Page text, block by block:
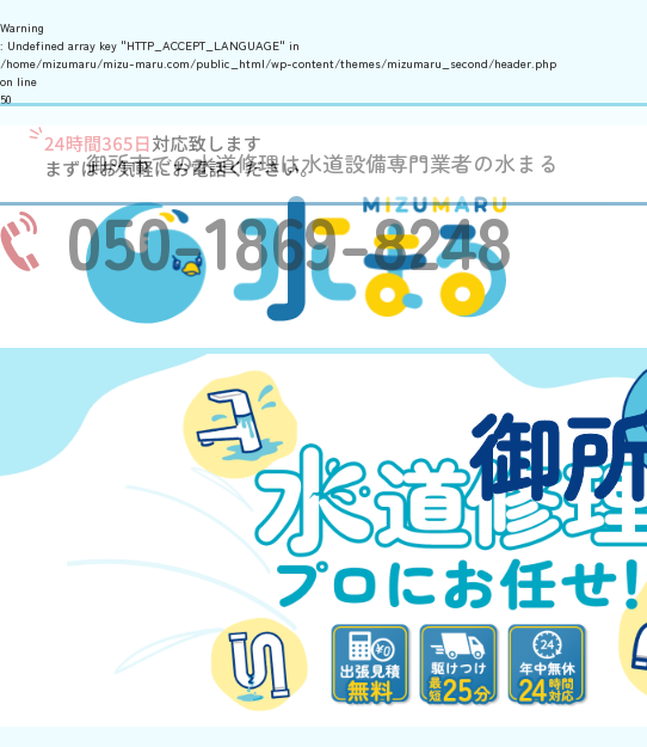
Warning
: Undefined array key "HTTP_ACCEPT_LANGUAGE" in
/home/mizumaru/mizu-maru.com/public_html/wp-content/themes/mizumaru_second/header.php
on line
50
御所市での水道修理は水道設備専門業者の水まる
御
050-1869-8248